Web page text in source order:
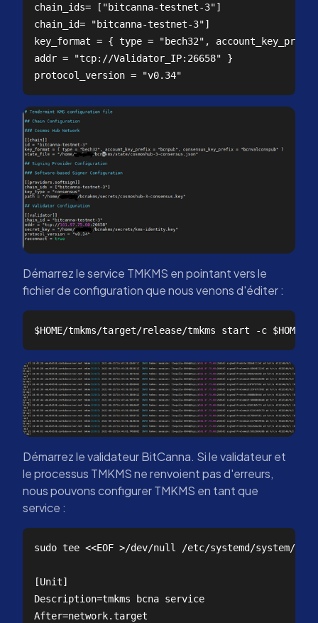
chain_ids= ["bitcanna-testnet-3"]
chain_id= "bitcanna-testnet-3"]
key_format = { type = "bech32",
addr = "tcp://Validator_IP:26658" }
Démarrez le service TMKMS en pointant vers le
fichier de configuration que nous venons d'éditer :
Démarrez le validateur BitCanna. Si le validateur et
le processus TMKMS ne renvoient pas d'erreurs,
nous pouvons configurer TMKMS en tant que
service :
sudo tee <<EOF >/dev/null /etc/systemd/system/
[Unit]
Description=tmkms bcna service
After=network.target